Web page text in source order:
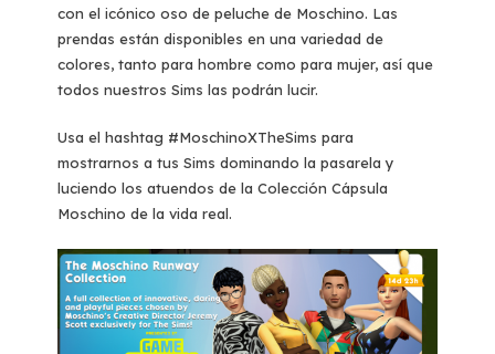
con el icónico oso de peluche de Moschino. Las
prendas están disponibles en una variedad de
colores, tanto para hombre como para mujer, así que
todos nuestros Sims las podrán lucir.
Usa el hashtag #MoschinoXTheSims para
mostrarnos a tus Sims dominando la pasarela y
luciendo los atuendos de la Colección Cápsula
Moschino de la vida real.